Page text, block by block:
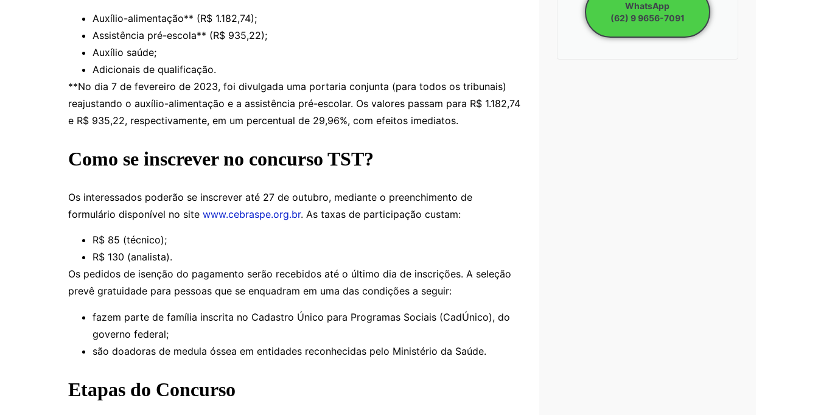
Auxílio-alimentação** (R$ 1.182,74);
Assistência pré-escola** (R$ 935,22);
Auxílio saúde;
Adicionais de qualificação.
**No dia 7 de fevereiro de 2023, foi divulgada uma portaria conjunta (para todos os tribunais)
reajustando o auxílio-alimentação e a assistência pré-escolar. Os valores passam para R$ 1.182,74
e R$ 935,22, respectivamente, em um percentual de 29,96%, com efeitos imediatos.
Como se inscrever no concurso TST?
Os interessados poderão se inscrever até 27 de outubro, mediante o preenchimento de
formulário disponível no site www.cebraspe.org.br. As taxas de participação custam:
R$ 85 (técnico);
R$ 130 (analista).
Os pedidos de isenção do pagamento serão recebidos até o último dia de inscrições. A seleção
prevê gratuidade para pessoas que se enquadram em uma das condições a seguir:
fazem parte de família inscrita no Cadastro Único para Programas Sociais (CadÚnico), do
governo federal;
são doadoras de medula óssea em entidades reconhecidas pelo Ministério da Saúde.
Etapas do Concurso
WhatsApp
(62) 9 9656-7091